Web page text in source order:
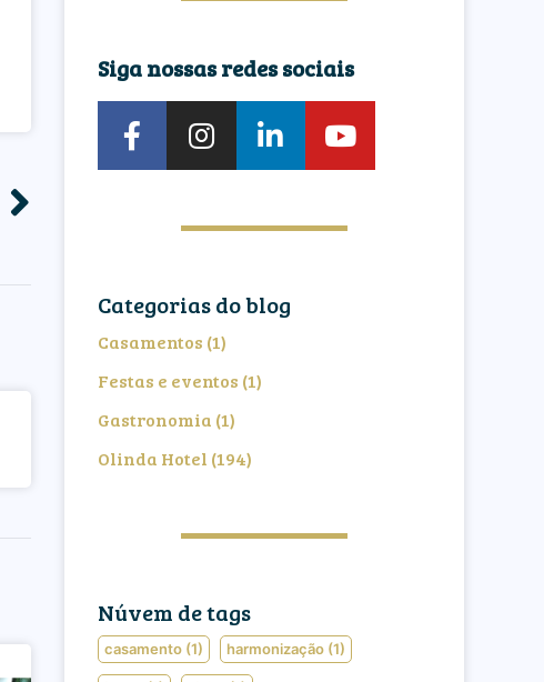
Siga nossas redes sociais
Categorias do blog
Casamentos (1)
Festas e eventos (1)
Gastronomia (1)
Olinda Hotel (194)
Núvem de tags
casamento (1) harmonização (1)